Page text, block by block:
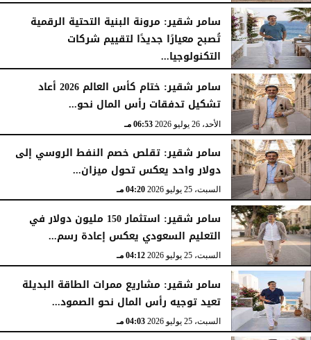
سامر شقير: مرونة البنية التحتية الرقمية
تُصبح معيارًا جديدًا لتقييم شركات
التكنولوجيا...
الأحد، 26 يوليو 2026 07:03 مـ
سامر شقير: ختام كأس العالم 2026 أعاد
تشكيل تدفقات رأس المال نحو...
الأحد، 26 يوليو 2026 06:53 مـ
سامر شقير: تقلص خصم النفط الروسي إلى
دولار واحد يعكس تحول ميزان...
السبت، 25 يوليو 2026 04:20 مـ
سامر شقير: استثمار 150 مليون دولار في
التعليم السعودي يعكس إعادة رسم...
السبت، 25 يوليو 2026 04:12 مـ
سامر شقير: مشاريع ممرات الطاقة البديلة
تعيد توجيه رأس المال نحو الصمود...
السبت، 25 يوليو 2026 04:03 مـ